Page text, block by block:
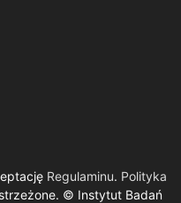
Regulaminu. Polityka
© Instytut Badań
Dodaj do koszyka
Alternative: